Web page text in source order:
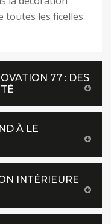
toutes les ficelles
77 : DES
À LE
INTÉRIEURE